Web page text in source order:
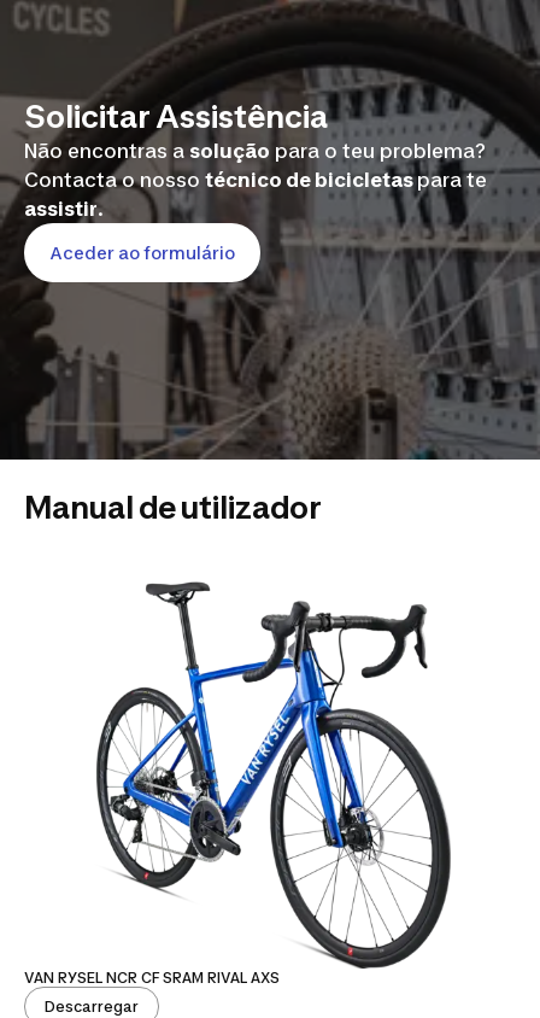
Solicitar Assistência
Não encontras a solução para o teu problema?
Contacta o nosso técnico de bicicletaspara te
assistir.
Aceder ao formulário
Manual de utilizador
VAN RYSEL NCR CF SRAM RIVAL AXS
Descarregar